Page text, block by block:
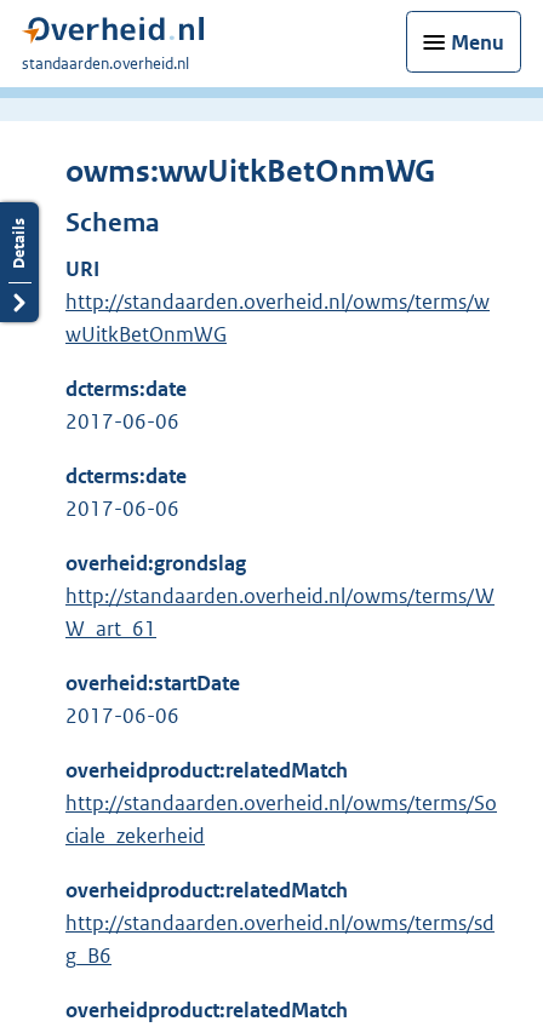
Menu
U
bent
standaarden.overheid.nl
owms:wwUitkBetOnmWG
Schema
URI
http://standaarden.overheid.nl/owms/terms/w
wUitkBetOnmWG
dcterms:date
2017-06-06
dcterms:date
2017-06-06
overheid:grondslag
http://standaarden.overheid.nl/owms/terms/W
W_art_61
overheid:startDate
2017-06-06
overheidproduct:relatedMatch
http://standaarden.overheid.nl/owms/terms/So
ciale_zekerheid
overheidproduct:relatedMatch
http://standaarden.overheid.nl/owms/terms/sd
g_B6
overheidproduct:relatedMatch